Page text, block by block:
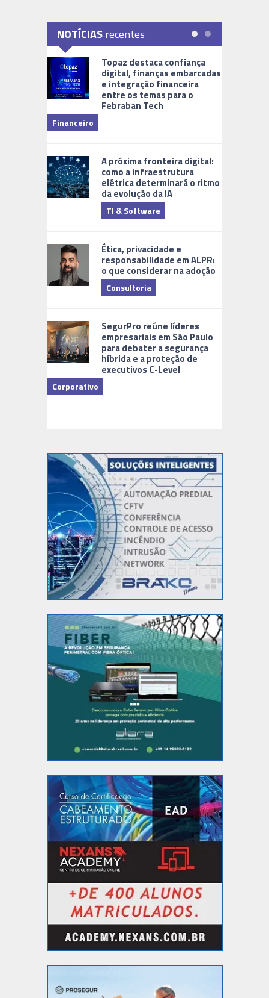
NOTÍCIASrecentes
Topaz destaca confiança
digital, finanças embarcadas
e integração financeira
entre os temas para o
Febraban Tech
Financeiro
A próxima fronteira digital:
como a infraestrutura
elétrica determinará o ritmo
da evolução da IA
TI & Software
Ética, privacidade e
responsabilidade em ALPR:
o que considerar na adoção
Consultoria
SegurPro reúne líderes
empresariais em São Paulo
para debater a segurança
híbrida e a proteção de
executivos C-Level
Corporativo